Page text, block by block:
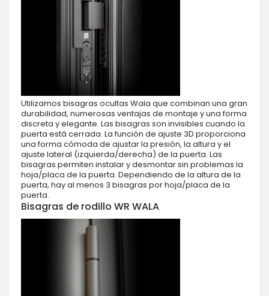
Utilizamos bisagras ocultas Wala que combinan una gran
durabilidad, numerosas ventajas de montaje y una forma
discreta y elegante. Las bisagras son invisibles cuando la
puerta está cerrada. La función de ajuste 3D proporciona
una forma cómoda de ajustar la presión, la altura y el
ajuste lateral (izquierda/derecha) de la puerta. Las
bisagras permiten instalar y desmontar sin problemas la
hoja/placa de la puerta. Dependiendo de la altura de la
puerta, hay al menos 3 bisagras por hoja/placa de la
puerta.
Bisagras de rodillo WR WALA